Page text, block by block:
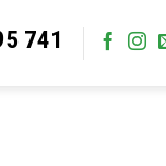
741